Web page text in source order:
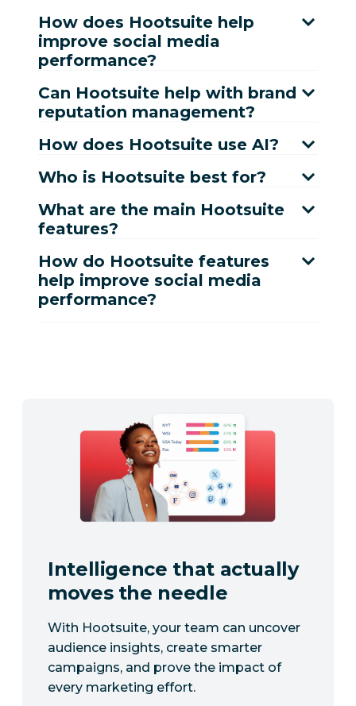
How does Hootsuite help
improve social media
performance?
Can Hootsuite help with brand
reputation management?
How does Hootsuite use AI?
Who is Hootsuite best for?
What are the main Hootsuite
features?
How do Hootsuite features
help improve social media
performance?
Intelligence that actually
moves the needle
With Hootsuite, your team can uncover
audience insights, create smarter
campaigns, and prove the impact of
every marketing effort.